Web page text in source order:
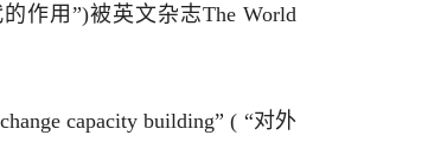
作用”)被英文杂志The World
capacity building” ( “对外